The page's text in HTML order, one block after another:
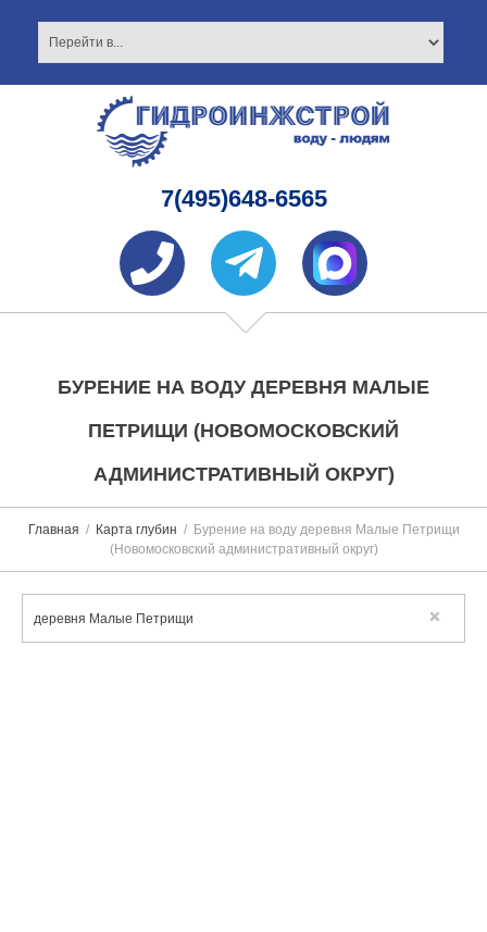
7(495)648-6565
БУРЕНИЕ НА ВОДУ ДЕРЕВНЯ МАЛЫЕ
ПЕТРИЩИ (НОВОМОСКОВСКИЙ
АДМИНИСТРАТИВНЫЙ ОКРУГ)
Главная Карта глубин
Бурение на воду деревня Малые Петрищи
(Новомосковский административный округ)